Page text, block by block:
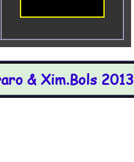
& Xim.Bols 2013